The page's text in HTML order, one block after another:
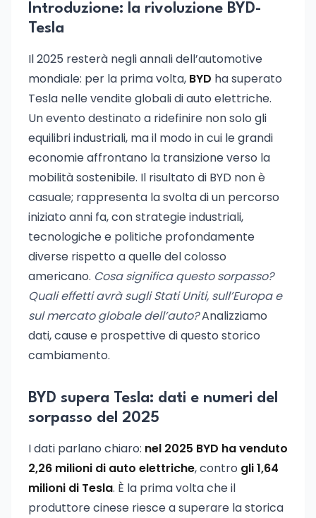
Introduzione: la rivoluzione BYD-
Tesla
Il 2025 resterà negli annali dell’automotive
mondiale: per la prima volta, BYD ha superato
Tesla nelle vendite globali di auto elettriche.
Un evento destinato a ridefinire non solo gli
equilibri industriali, ma il modo in cui le grandi
economie affrontano la transizione verso la
mobilità sostenibile. Il risultato di BYD non è
casuale; rappresenta la svolta di un percorso
iniziato anni fa, con strategie industriali,
tecnologiche e politiche profondamente
diverse rispetto a quelle del colosso
americano. Cosa significa questo sorpasso?
Quali effetti avrà sugli Stati Uniti, sull’Europa e
sul mercato globale dell’auto?Analizziamo
dati, cause e prospettive di questo storico
cambiamento.
BYD supera Tesla: dati e numeri del
sorpasso del 2025
I dati parlano chiaro: nel 2025 BYD ha venduto
2,26 milioni di auto elettriche, contro gli 1,64
milioni di Tesla. È la prima volta che il
produttore cinese riesce a superare la storica